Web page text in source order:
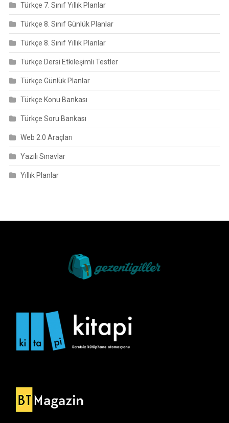
Türkçe 7. Sınıf Yıllık Planlar
Türkçe 8. Sınıf Günlük Planlar
Türkçe 8. Sınıf Yıllık Planlar
Türkçe Dersi Etkileşimli Testler
Türkçe Günlük Planlar
Türkçe Konu Bankası
Türkçe Soru Bankası
Web 2.0 Araçları
Yazılı Sınavlar
Yıllık Planlar